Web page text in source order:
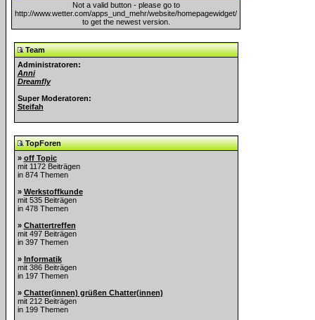
Not a valid button - please go to
http://www.wetter.com/apps_und_mehr/website/homepagewidget/
to get the newest version.
Team
Administratoren:
Anni
Dreamfly
Super Moderatoren:
Steifah
TopForen
» off Topic
mit 1172 Beiträgen
in 874 Themen
» Werkstoffkunde
mit 535 Beiträgen
in 478 Themen
» Chattertreffen
mit 497 Beiträgen
in 397 Themen
» Informatik
mit 386 Beiträgen
in 197 Themen
» Chatter(innen) grüßen Chatter(innen)
mit 212 Beiträgen
in 199 Themen